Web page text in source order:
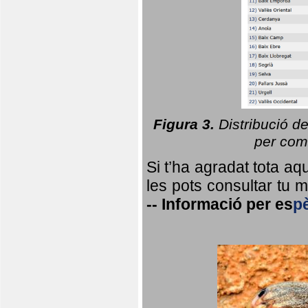
Figura 3. Distribució
per
Si t’ha agradat tota
les pots consultar tu
-- Informació per es